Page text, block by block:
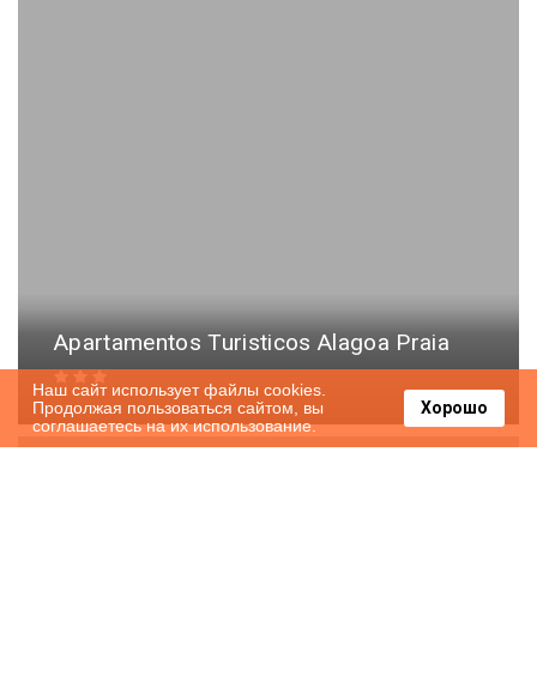
Apartamentos Turisticos Alagoa Praia
Наш сайт использует файлы cookies.
Продолжая пользоваться сайтом, вы
соглашаетесь на их использование.
Хорошо